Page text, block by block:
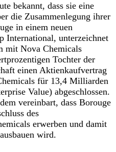
bekannt, dass sie eine
die Zusammenlegung ihrer
in einem neuen
International, unterzeichnet
mit Nova Chemicals
Tochter der
einen Aktienkaufvertrag
für 13,4 Milliarden
Value) abgeschlossen.
vereinbart, dass Borouge
des
erwerben und damit
wird.